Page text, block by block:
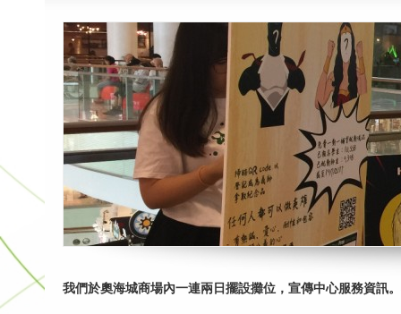
我們於奧海城商場內一連兩日擺設攤位，宣傳中心服務資訊